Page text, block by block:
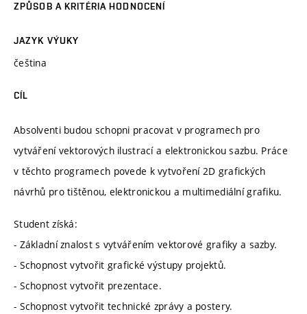
ZPŮSOB A KRITÉRIA HODNOCENÍ
JAZYK VÝUKY
čeština
CÍL
Absolventi budou schopni pracovat v programech pro
vytváření vektorových ilustrací a elektronickou sazbu. Práce
v těchto programech povede k vytvoření 2D grafických
návrhů pro tištěnou, elektronickou a multimediální grafiku.
Student získá:
- Základní znalost s vytvářením vektorové grafiky a sazby.
- Schopnost vytvořit grafické výstupy projektů.
- Schopnost vytvořit prezentace.
- Schopnost vytvořit technické zprávy a postery.